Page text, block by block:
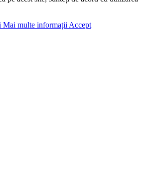
Mai multe informații Accept